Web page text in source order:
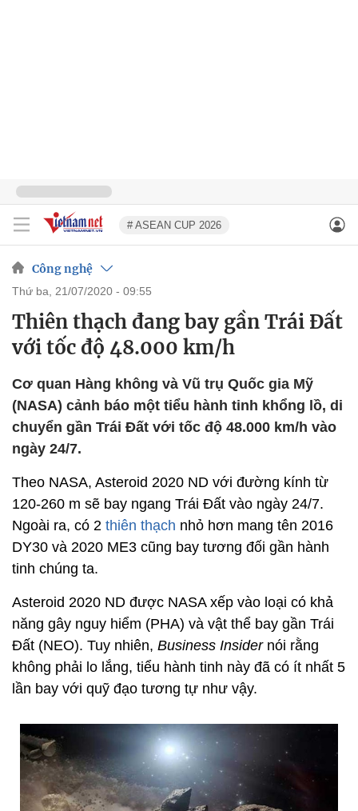
# ASEAN CUP 2026
Công nghệ
thứ ba, 21/07/2020 - 09:55
Thiên thạch đang bay gần Trái Đất
với tốc độ 48.000 km/h
Cơ quan Hàng không và Vũ trụ Quốc gia Mỹ
(NASA) cảnh báo một tiểu hành tinh khổng lồ, di
chuyển gần Trái Đất với tốc độ 48.000 km/h vào
ngày 24/7.
Theo NASA, Asteroid 2020 ND với đường kính từ
120-260 m sẽ bay ngang Trái Đất vào ngày 24/7.
Ngoài ra, có 2 thiên thạch nhỏ hơn mang tên 2016
DY30 và 2020 ME3 cũng bay tương đối gần hành
tinh chúng ta.
Asteroid 2020 ND được NASA xếp vào loại có khả
năng gây nguy hiểm (PHA) và vật thể bay gần Trái
Đất (NEO). Tuy nhiên, Business Insidernói rằng
không phải lo lắng, tiểu hành tinh này đã có ít nhất 5
lần bay với quỹ đạo tương tự như vậy.